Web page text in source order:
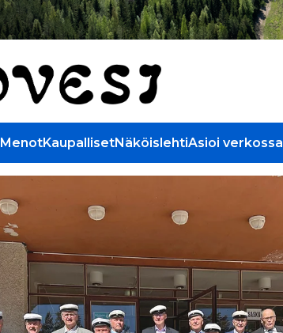
MenotKaupallisetNäköislehtiAsioi verkossa